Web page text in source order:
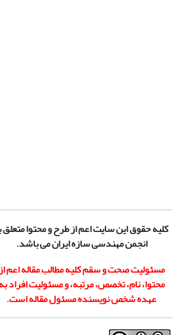
کلیه حقوق این سایت اعم از طرح و محتوا متعلق
انجمن مهندسی سازه ایران می باشد.
مسئولیت صحت و سقم کلیه مطالب مقاله اعم
محتوا، نام، تخصص، مرتبه، و مسئولیت افراد به
عهده شخص نویسنده مسئول مقاله است.